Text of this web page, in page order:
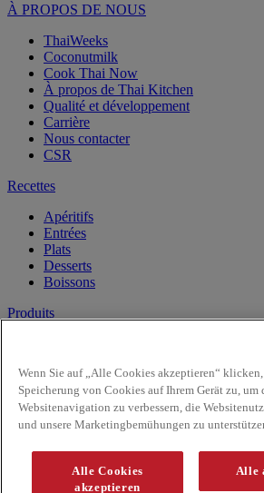
À PROPOS DE NOUS
ThaiWeeks
Coconutmilk
Cook Thai Now
À propos de Thai Kitchen
Qualité et développement
Carrière
Nous contacter
CSR
Recettes
Apéritifs
Entrées
Plats
Desserts
Boissons
Produits
Riz & Nouilles
Sauces prêtes à l'emploi
Sauces
Youtube
Copyright © 2026 ThaiKitchen
Wenn Sie auf „Alle Cookies akzeptieren“
Speicherung von Cookies auf Ihrem Gerät zu, um
Websitenavigation zu verbessern, die
und unsere Marketingbemühungen zu
Alle Cookies
akzeptieren
Alle